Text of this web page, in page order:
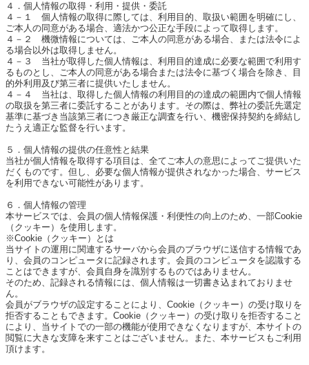
４．個人情報の取得・利用・提供・委託
４－１ 個人情報の取得に際しては、利用目的、取扱い範囲を明確にし、
ご本人の同意がある場合、適法かつ公正な手段によって取得します。
４－２ 機微情報については、ご本人の同意がある場合、または法令によ
る場合以外は取得しません。
４－３ 当社が取得した個人情報は、利用目的達成に必要な範囲で利用す
るものとし、ご本人の同意がある場合または法令に基づく場合を除き、目
的外利用及び第三者に提供いたしません。
４－４ 当社は、取得した個人情報の利用目的の達成の範囲内で個人情報
の取扱を第三者に委託することがあります。その際は、弊社の委託先選定
基準に基づき当該第三者につき厳正な調査を行い、機密保持契約を締結し
たうえ適正な監督を行います。
５．個人情報の提供の任意性と結果
当社が個人情報を取得する項目は、全てご本人の意思によってご提供いた
だくものです。但し、必要な個人情報が提供されなかった場合、サービス
を利用できない可能性があります。
６．個人情報の管理
本サービスでは、会員の個人情報保護・利便性の向上のため、一部Cookie
（クッキー）を使用します。
※Cookie（クッキー）とは
当サイトの運用に関連するサーバから会員のブラウザに送信する情報であ
り、会員のコンピュータに記録されます。会員のコンピュータを認識する
ことはできますが、会員自身を識別するものではありません。
そのため、記録される情報には、個人情報は一切書き込まれておりませ
ん。
会員がブラウザの設定することにより、Cookie（クッキー）の受け取りを
拒否することもできます。Cookie（クッキー）の受け取りを拒否すること
により、当サイトでの一部の機能が使用できなくなりますが、本サイトの
閲覧に大きな支障を来すことはございません。また、本サービスもご利用
頂けます。